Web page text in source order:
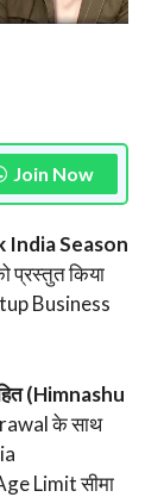
Join Now
India Season
किया
Business
(Himnashu
के साथ
Limit सीमा